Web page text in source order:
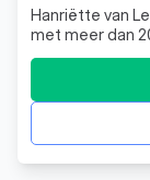
Hanriëtte van
met meer dan
mooiste
haar
Hanriëtte
foto's een